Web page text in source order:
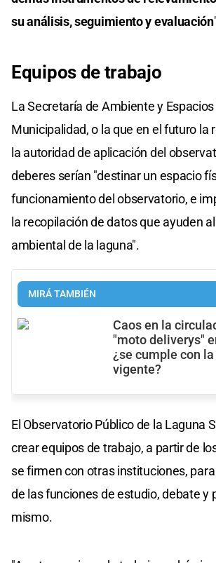
su análisis, seguimiento y evaluación
Equipos de trabajo
La Secretaría de Ambiente y
Municipalidad, o la que en el futuro la
la autoridad de aplicación del
deberes serían "destinar un espacio
funcionamiento del observatorio, e
la recopilación de datos que ayuden
ambiental de la laguna".
MIRÁ TAMBIÉN
Caos en la
"moto deliverys"
¿se cumple con
vigente?
El Observatorio Público de la Laguna
crear equipos de trabajo, a partir de
se firmen con otras instituciones,
de las funciones de estudio, debate y
mismo.